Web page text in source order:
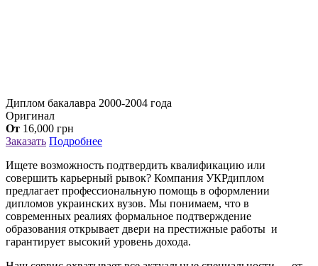
Диплом бакалавра 2000-2004 года
Оригинал
От 16,000 грн
Заказать Подробнее
Ищете возможность подтвердить квалификацию или
совершить карьерный рывок? Компания УКРдиплом
предлагает профессиональную помощь в оформлении
дипломов украинских вузов. Мы понимаем, что в
современных реалиях формальное подтверждение
образования открывает двери на престижные работы и
гарантирует высокий уровень дохода.